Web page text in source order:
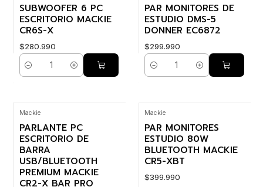
SUBWOOFER 6 PC
ESCRITORIO MACKIE
CR6S-X
$280.990
Cantidad
PAR MONITORES DE
ESTUDIO DMS-5
DONNER EC6872
$299.990
Cantidad
Mackie
PARLANTE PC
ESCRITORIO DE
BARRA
USB/BLUETOOTH
PREMIUM MACKIE
CR2-X BAR PRO
Mackie
PAR MONITORES
ESTUDIO 80W
BLUETOOTH MACKIE
CR5-XBT
$399.990